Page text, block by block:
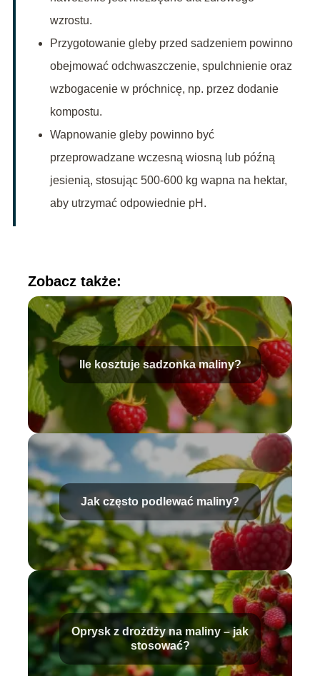
wzrostu.
Przygotowanie gleby przed sadzeniem powinno
obejmować odchwaszczenie, spulchnienie oraz
wzbogacenie w próchnicę, np. przez dodanie
kompostu.
Wapnowanie gleby powinno być
przeprowadzane wczesną wiosną lub późną
jesienią, stosując 500-600 kg wapna na hektar,
aby utrzymać odpowiednie pH.
Zobacz także:
Ile kosztuje sadzonka maliny?
Jak często podlewać maliny?
Oprysk z drożdży na maliny – jak
stosować?